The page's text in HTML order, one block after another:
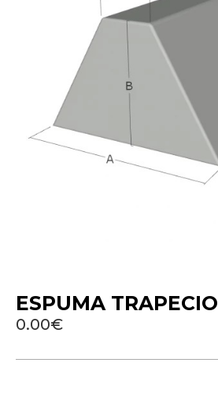
ESPUMA TRAPECIO
0.00€